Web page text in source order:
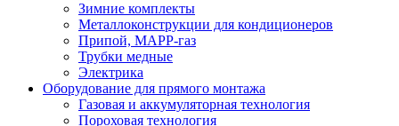
Зимние комплекты
Металлоконструкции для кондиционеров
Припой, МАРР-газ
Трубки медные
Электрика
Оборудование для прямого монтажа
Газовая и аккумуляторная технология
Пороховая технология